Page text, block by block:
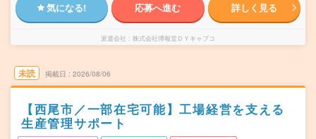
気になる! 応募へ進む 詳しく見る
派遣会社 株式会社博報堂ＤＹキャプコ
未読 掲載日 2026/08/06
【西尾市／一部在宅可能】工場経営を支える
生産管理サポート